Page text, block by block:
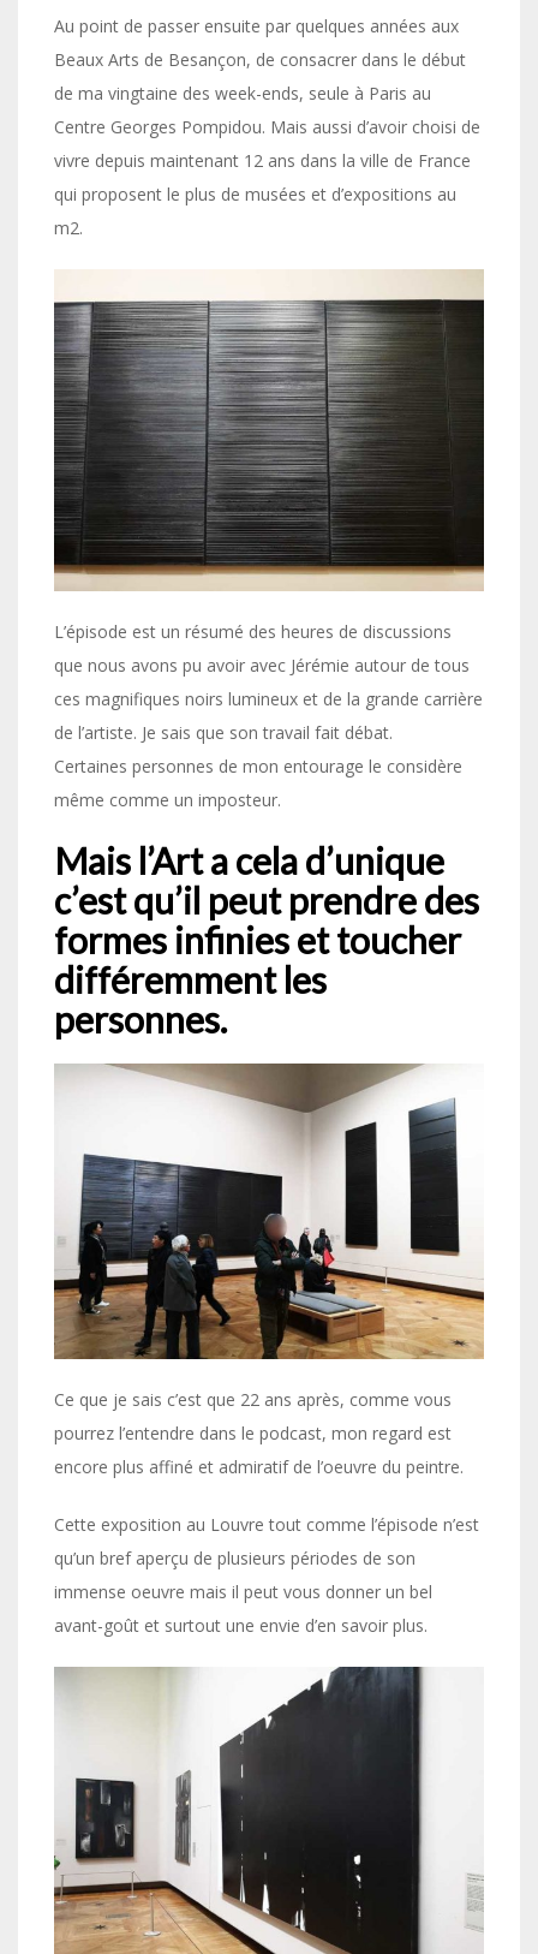
Au point de passer ensuite par quelques années aux
Beaux Arts de Besançon, de consacrer dans le début
de ma vingtaine des week-ends, seule à Paris au
Centre Georges Pompidou. Mais aussi d’avoir choisi de
vivre depuis maintenant 12 ans dans la ville de France
qui proposent le plus de musées et d’expositions au
m2.
L’épisode est un résumé des heures de discussions
que nous avons pu avoir avec Jérémie autour de tous
ces magnifiques noirs lumineux et de la grande carrière
de l’artiste. Je sais que son travail fait débat.
Certaines personnes de mon entourage le considère
même comme un imposteur.
Mais l’Art a cela d’unique
c’est qu’il peut prendre des
formes infinies et toucher
différemment les
personnes.
Ce que je sais c’est que 22 ans après, comme vous
pourrez l’entendre dans le podcast, mon regard est
encore plus affiné et admiratif de l’oeuvre du peintre.
Cette exposition au Louvre tout comme l’épisode n’est
qu’un bref aperçu de plusieurs périodes de son
immense oeuvre mais il peut vous donner un bel
avant-goût et surtout une envie d’en savoir plus.